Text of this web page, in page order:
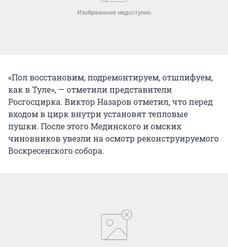
«Пол восстановим, подремонтируем, отшлифуем,
как в Туле», — отметили представители
Росгосцирка. Виктор Назаров отметил, что перед
входом в цирк внутри установят тепловые
пушки. После этого Мединского и омских
чиновников увезли на осмотр реконструируемого
Воскресенского собора.